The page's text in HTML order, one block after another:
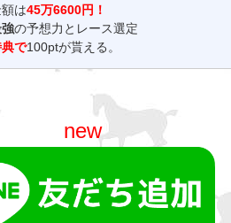
額は45万6600円！
の予想力とレース選定
で100ptが貰える。
new